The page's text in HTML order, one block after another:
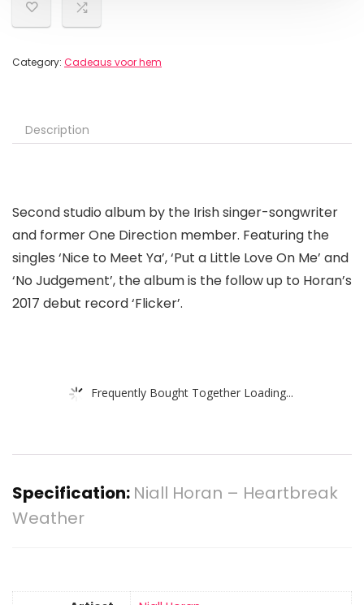
Category: Cadeaus voor hem
Description
Second studio album by the Irish singer-songwriter
and former One Direction member. Featuring the
singles ‘Nice to Meet Ya’, ‘Put a Little Love On Me’ and
‘No Judgement’, the album is the follow up to Horan’s
2017 debut record ‘Flicker’.
Frequently Bought Together Loading...
Specification: Niall Horan – Heartbreak
Weather